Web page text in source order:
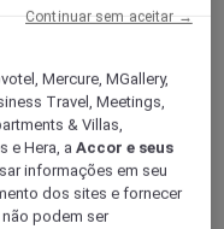
a
railway
Mercure, MGallery,
Travel, Meetings,
& Villas,
e Hera, aAccor e seus
informações em seu
dos sites e fornecer
podem ser
Continuar sem aceitar →